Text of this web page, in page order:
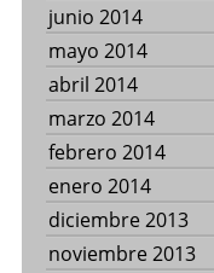
junio 2014
mayo 2014
abril 2014
marzo 2014
febrero 2014
enero 2014
diciembre 2013
noviembre 2013